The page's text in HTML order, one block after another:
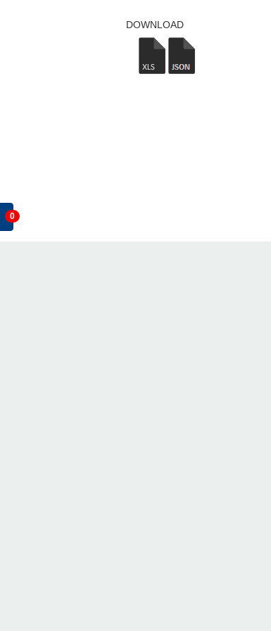
0
DOWNLOAD